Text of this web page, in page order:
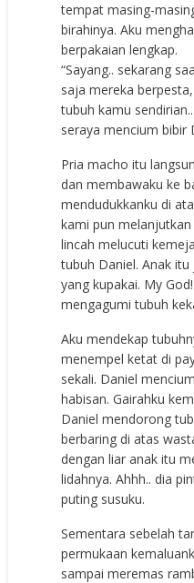
tempat masing-
birahinya. Aku
berpakaian lengkap.
“Sayang.. sekarang
saja mereka
tubuh kamu
seraya mencium bibir
Pria macho itu
dan membawaku ke
mendudukkanku di
kami pun
lincah melucuti
tubuh Daniel. Anak
yang kupakai. My
mengagumi tubuh
Aku mendekap
menempel ketat di
sekali. Daniel
habisan. Gairahku
Daniel mendorong
berbaring di atas
dengan liar anak itu
lidahnya. Ahhh.. dia
puting susuku.
Sementara sebelah
permukaan
sampai meremas